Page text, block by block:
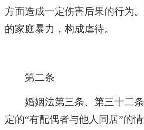
方面造成一定伤害后果的行为
的家庭暴力，构成虐待。
第二条
婚姻法第三条、第三十二条
定的“有配偶者与他人同居”的